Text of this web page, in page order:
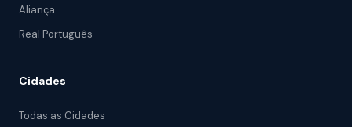
Aliança
Real Português
Cidades
Todas as Cidades